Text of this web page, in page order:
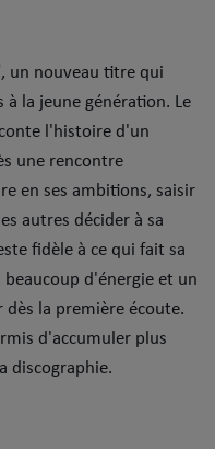
, un nouveau titre qui
la jeune génération. Le
l'histoire d'un
une rencontre
en ses ambitions, saisir
autres décider à sa
fidèle à ce qui fait sa
d'énergie et un
la première écoute.
d'accumuler plus
discographie.